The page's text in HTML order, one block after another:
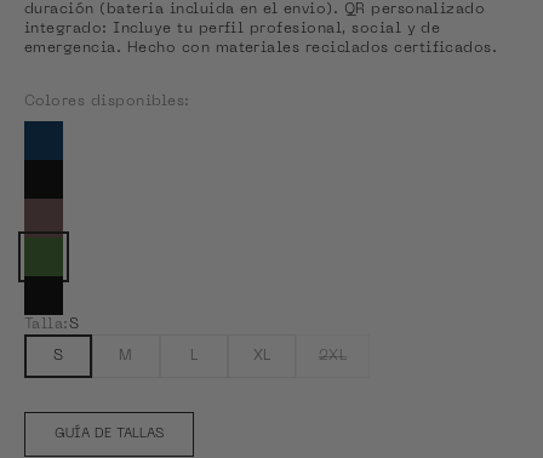
duración (bateria incluida en el envio). QR personalizado
integrado: Incluye tu perfil profesional, social y de
emergencia. Hecho con materiales reciclados certificados.
Colores disponibles:
Talla:S
S M L XL 2XL
GUÍA DE TALLAS